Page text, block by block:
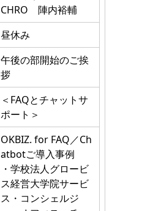
CHRO 陣内裕輔
昼休み
午後の部開始のご挨
拶
＜FAQとチャットサ
ポート＞
OKBIZ. for FAQ／Ch
atbotご導入事例
・学校法人グロービ
ス経営大学院サービ
ス・コンシェルジ